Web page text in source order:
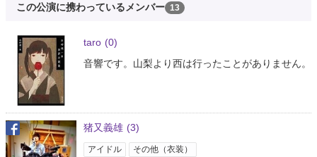
この公演に携わっているメンバー 13
taro (0)
音響です。山梨より西は行ったことがありません。
猪又義雄 (3)
アイドル その他（衣装）